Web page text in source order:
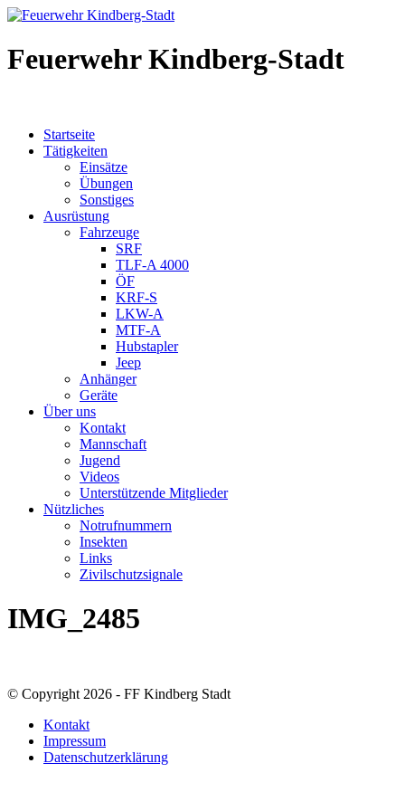
Feuerwehr Kindberg-Stadt
Startseite
Tätigkeiten
Einsätze
Übungen
Sonstiges
Ausrüstung
Fahrzeuge
SRF
TLF-A 4000
ÖF
KRF-S
LKW-A
MTF-A
Hubstapler
Jeep
Anhänger
Geräte
Über uns
Kontakt
Mannschaft
Jugend
Videos
Unterstützende Mitglieder
Nützliches
Notrufnummern
Insekten
Links
Zivilschutzsignale
IMG_2485
© Copyright 2026 - FF Kindberg Stadt
Kontakt
Impressum
Datenschutzerklärung